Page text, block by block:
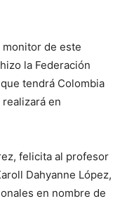
monitor de este
la Federación
tendrá Colombia
en
felicita al profesor
Dahyanne López,
en nombre de